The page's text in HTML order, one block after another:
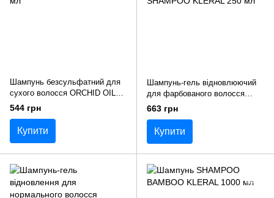
Шампунь безсульфатний для
сухого волосся ORCHID OIL
KERATIN DRY AND DAMAGED
HAIR KLERAL 300 мл
544 грн
Купити
Шампунь-гель відновлюючий
для фарбованого волосся
SENJAL COLOUR REVIVING
SHAMPOO KLERAL 250 мл
663 грн
Купити